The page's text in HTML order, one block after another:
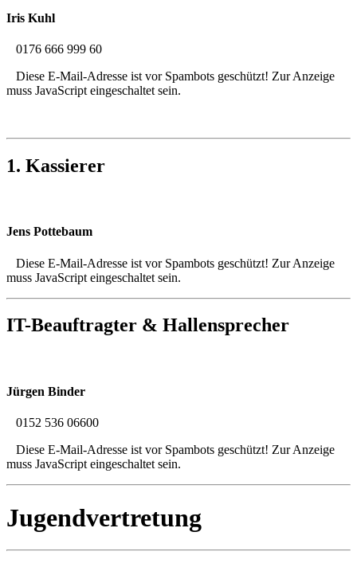
Iris Kuhl
0176 666 999 60
Diese E-Mail-Adresse ist vor Spambots geschützt! Zur Anzeige
muss JavaScript eingeschaltet sein.
1. Kassierer
Jens Pottebaum
Diese E-Mail-Adresse ist vor Spambots geschützt! Zur Anzeige
muss JavaScript eingeschaltet sein.
IT-Beauftragter & Hallensprecher
Jürgen Binder
0152 536 06600
Diese E-Mail-Adresse ist vor Spambots geschützt! Zur Anzeige
muss JavaScript eingeschaltet sein.
Jugendvertretung